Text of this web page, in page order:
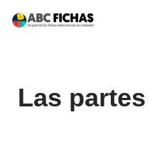
Las